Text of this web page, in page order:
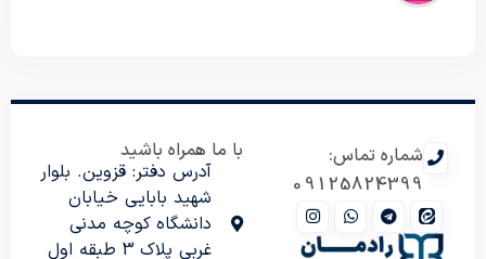
شماره تماس:
09125824399
با ما همراه باشید
آدرس دفتر: قزوین. بلوار
شهید بابایی خیابان
دانشگاه کوچه مدنی
غربی پلاک 3 طبقه اول